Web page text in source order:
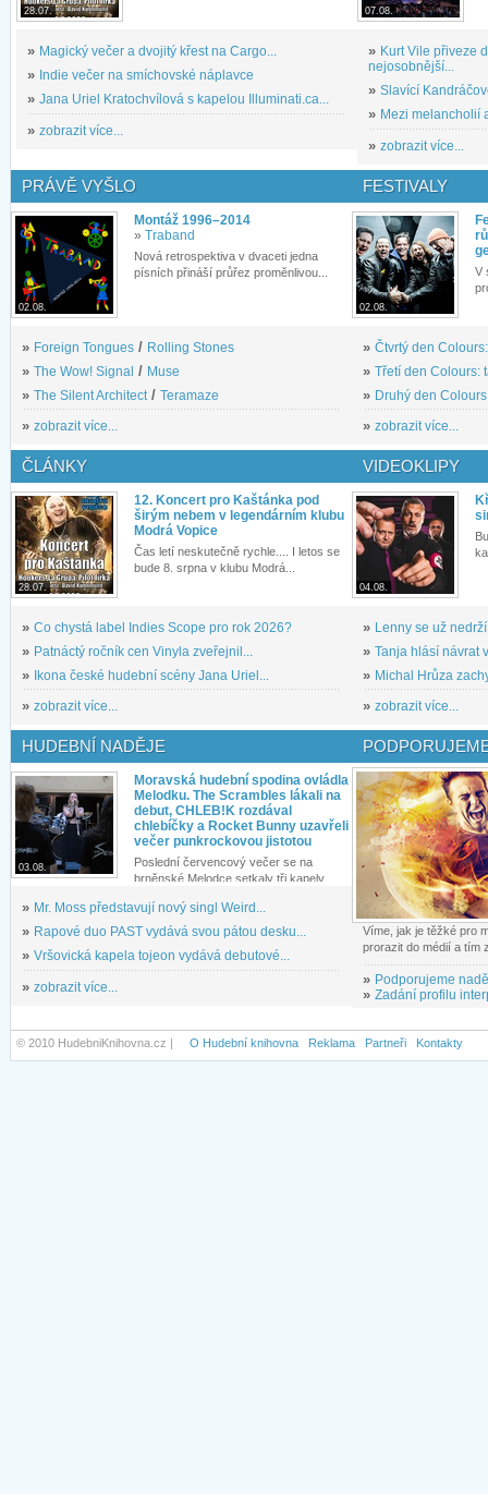
28.07.
» Magický večer a dvojitý křest na Cargo...
» Indie večer na smíchovské náplavce
» Jana Uriel Kratochvílová s kapelou Illuminati.ca...
» zobrazit více...
07.08.
» Kurt Vile přiveze
nejosobnější...
» Slavící
» Mezi melancholií
» zobrazit více...
PRÁVĚ VYŠLO
02.08.
Montáž 1996–2014
» Traband
Nová retrospektiva v dvaceti jedna
písních přináší průřez proměnlivou...
» Foreign Tongues / Rolling Stones
» The Wow! Signal / Muse
» The Silent Architect / Teramaze
» zobrazit více...
FESTIVALY
02.08.
V
» Čtvrtý den
» Třetí den Colours:
» Druhý den
» zobrazit více...
ČLÁNKY
28.07.
12. Koncert pro Kaštánka pod
širým nebem v legendárním klubu
Modrá Vopice
Čas letí neskutečně rychle.... I letos se
bude 8. srpna v klubu Modrá...
» Co chystá label Indies Scope pro rok 2026?
» Patnáctý ročník cen Vinyla zveřejnil...
»
Ikona české hudební scény Jana Uriel...
» zobrazit více...
VIDEOKLIPY
04.08.
» Lenny se už
» Tanja hlásí návrat
» Michal Hrůza
» zobrazit více...
HUDEBNÍ NADĚJE
03.08.
Moravská hudební spodina ovládla
Melodku. The Scrambles lákali na
debut, CHLEB!K rozdával
chlebíčky a Rocket Bunny uzavřeli
večer punkrockovou jistotou
Poslední červencový večer se na
brněnské Melodce setkaly tři kapely...
» Mr. Moss představují nový singl Weird...
» Rapové duo PAST vydává svou pátou desku...
» Vršovická kapela tojeon vydává debutové...
» zobrazit více...
Víme, jak je těžké pro
prorazit do médií a tím
» Podporujeme
» Zadání profilu
© 2010 HudebniKnihovna.cz | O Hudební knihovna Reklama Partneři Kontakty